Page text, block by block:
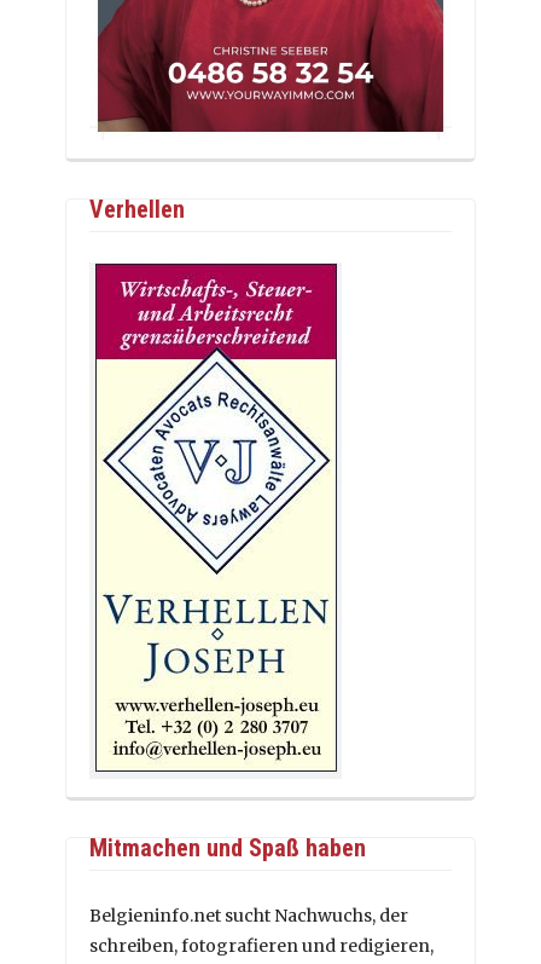
Verhellen
Mitmachen und Spaß haben
Belgieninfo.net sucht Nachwuchs, der
schreiben, fotografieren und redigieren,